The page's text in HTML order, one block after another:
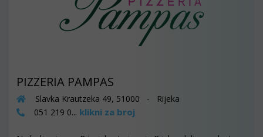
PIZZERIA PAMPAS
Slavka Krautzeka 49, 51000 - Rijeka
051 219 0... klikni za broj